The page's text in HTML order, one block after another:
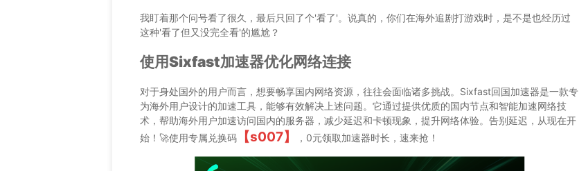
我盯着那个问号看了很久，最后只回了个'看了'。说真的，你们在海外追剧打游戏时，是不是也经历过
这种'看了但又没完全看'的尴尬？
使用Sixfast加速器优化网络连接
对于身处国外的用户而言，想要畅享国内网络资源，往往会面临诸多挑战。Sixfast回国加速器是一款专
为海外用户设计的加速工具，能够有效解决上述问题。它通过提供优质的国内节点和智能加速网络技
术，帮助海外用户加速访问国内的服务器，减少延迟和卡顿现象，提升网络体验。告别延迟，从现在开
始！🚀使用专属兑换码
【s007】 ，0元领取加速器时长，速来抢！